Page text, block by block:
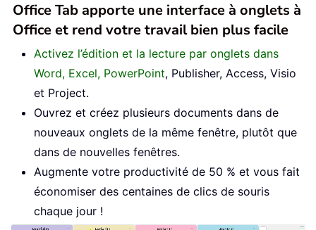
Office Tab apporte une interface à onglets à
Office et rend votre travail bien plus facile
Activez l’édition et la lecture par onglets dans
Word, Excel, PowerPoint, Publisher, Access, Visio
et Project.
Ouvrez et créez plusieurs documents dans de
nouveaux onglets de la même fenêtre, plutôt que
dans de nouvelles fenêtres.
Augmente votre productivité de 50 % et vous fait
économiser des centaines de clics de souris
chaque jour !